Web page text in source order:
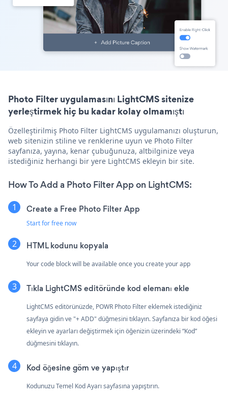
Photo Filter uygulamasını LightCMS sitenize
yerleştirmek hiç bu kadar kolay olmamıştı
Özelleştirilmiş Photo Filter LightCMS uygulamanızı oluşturun,
web sitenizin stiline ve renklerine uyun ve Photo Filter
sayfanıza, yayına, kenar çubuğunuza, altbilginize veya
istediğiniz herhangi bir yere LightCMS ekleyin bir site.
How To Add a Photo Filter App on LightCMS:
Create a Free Photo Filter App
Start for free now
HTML kodunu kopyala
Your code block will be available once you create your app
Tıkla LightCMS editöründe kod elemanı ekle
LightCMS editörünüzde, POWR Photo Filter eklemek istediğiniz
sayfaya gidin ve "+ ADD" düğmesini tıklayın. Sayfanıza bir kod öğesi
ekleyin ve ayarları değiştirmek için öğenizin üzerindeki “Kod”
düğmesini tıklayın.
Kod öğesine göm ve yapıştır
Kodunuzu Temel Kod Ayarı sayfasına yapıştırın.